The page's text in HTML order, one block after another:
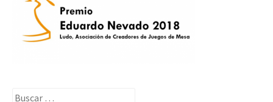
Buscar: